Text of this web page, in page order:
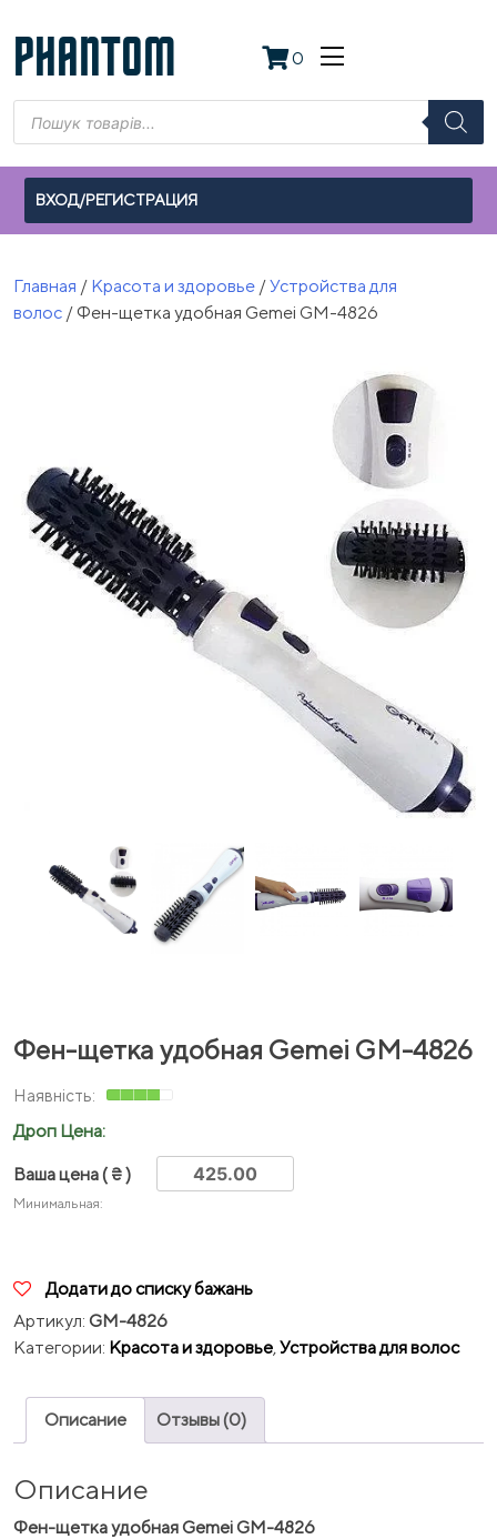
to
content
PHANTOM 0
Поиск
товаров
ВХОД/РЕГИСТРАЦИЯ
Главная / Красота и здоровье /Устройства для
волос / Фен-щетка удобная Gemei GM-4826
Фен-щетка удобная Gemei GM-4826
Дроп Цена:
Ваша цена( ₴ )
Минимальная:
Додати до списку бажань
Артикул: GM-4826
Категории: Красота и здоровье,Устройства для волос
Описание Отзывы (0)
Описание
Фен-щетка удобная Gemei GM-4826